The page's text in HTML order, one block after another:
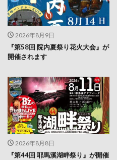
2026年8月9日
『第58回 院内夏祭り花火大会』が
開催されます
2026年8月8日
『第44回 耶馬溪湖畔祭り』が開催